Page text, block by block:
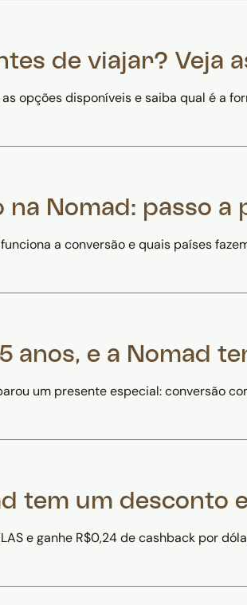
de viajar? Veja
opções disponíveis e saiba qual é a
Nomad: passo a
a conversão e quais países
anos, e a Nomad
um presente especial: conversão
tem um desconto
e ganhe R$0,24 de cashback por